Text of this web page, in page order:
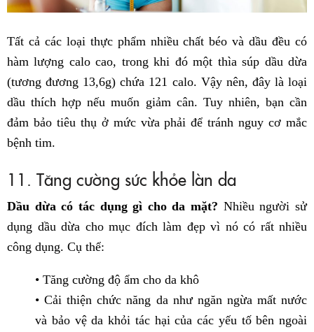
Tất cả các loại thực phẩm nhiều chất béo và dầu đều có
hàm lượng calo cao, trong khi đó một thìa súp dầu dừa
(tương đương 13,6g) chứa 121 calo. Vậy nên, đây là loại
dầu thích hợp nếu muốn giảm cân. Tuy nhiên, bạn cần
đảm bảo tiêu thụ ở mức vừa phải để tránh nguy cơ mắc
bệnh tim.
11. Tăng cường sức khỏe làn da
Dầu dừa có tác dụng gì cho da mặt? Nhiều người sử
dụng dầu dừa cho mục đích làm đẹp vì nó có rất nhiều
công dụng. Cụ thể:
• Tăng cường độ ẩm cho da khô
• Cải thiện chức năng da như ngăn ngừa mất nước
và bảo vệ da khỏi tác hại của các yếu tố bên ngoài